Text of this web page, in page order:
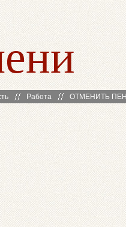
Работа ОТМЕНИТЬ